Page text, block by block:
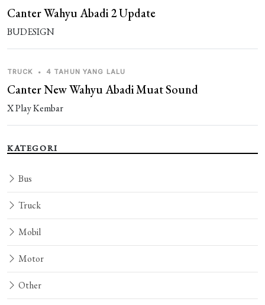
Canter Wahyu Abadi 2 Update
BUDESIGN
TRUCK • 4 TAHUN YANG LALU
Canter New Wahyu Abadi Muat Sound
X Play Kembar
KATEGORI
Bus
Truck
Mobil
Motor
Other